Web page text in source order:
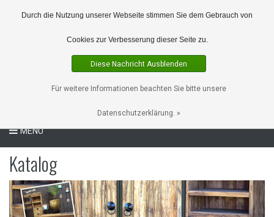
0 Artikel
MENU
Katalog
Durch die Nutzung unserer Webseite stimmen Sie dem Gebrauch von
Cookies zur Verbesserung dieser Seite zu.
Diese Nachricht Ausblenden
Für weitere Informationen beachten Sie bitte unsere
Datenschutzerklärung. »